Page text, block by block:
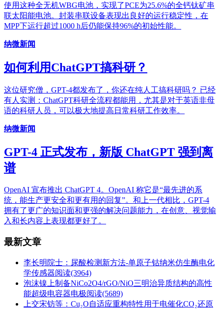
使用这种全无机WBG电池，实现了PCE为25.6%的全钙钛矿串
联太阳能电池。封装串联设备表现出良好的运行稳定性，在
MPP下运行超过1000 h后仍能保持96%的初始性能。
纳微新闻
如何利用ChatGPT搞科研？
这位研究僧，GPT-4都发布了，你还在纯人工搞科研吗？ 已经
有人实测：ChatGPT科研全流程都能用，尤其是对于英语非母
语的科研人员，可以极大地提高日常科研工作效率。
纳微新闻
GPT-4 正式发布，新版 ChatGPT 强到离
谱
OpenAI 宣布推出 ChatGPT 4。OpenAI 称它是“最先进的系
统，能生产更安全和更有用的回复”。和上一代相比，GPT-4
拥有了更广的知识面和更强的解决问题能力，在创意、视觉输
入和长内容上表现都更好了。
最新文章
李长明院士：尿酸检测新方法-单原子钴纳米仿生酶电化
学传感器阅读(3964)
泡沫镍上制备NiCo2O4/rGO/NiO三明治异质结构的高性
能超级电容器电极阅读(5689)
上交宋钫等：Cu₂O自适应重构特性用于电催化CO₂还原